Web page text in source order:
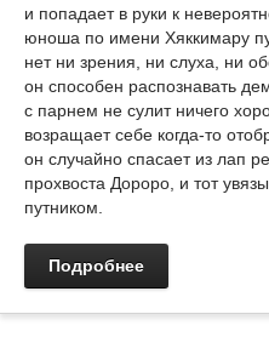
и попадает в руки к
юноша по имени Хяккимару
нет ни зрения, ни слуха, ни
он способен распознавать
с парнем не сулит ничего
возращает себе когда-то
он случайно спасает из лап
прохвоста Дороро, и тот
путником.
Подробнее